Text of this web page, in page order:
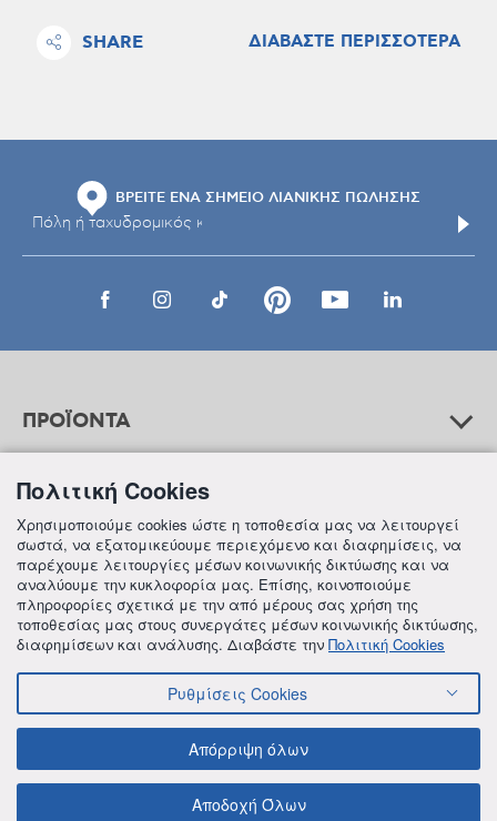
SHARE ΔΙΑΒΑΣΤΕ ΠΕΡΙΣΣΟΤΕΡΑ
ΒΡΕΙΤΕ ΕΝΑ ΣΗΜΕΙΟ ΛΙΑΝΙΚΗΣ ΠΩΛΗΣΗΣ
ΠΡΟΪΟΝΤΑ
ΒΟΗΘΕΙΑ
ΠΛΗΡΟΦΟΡΙΕΣ
© 2018 FREZYDERM A.B.Ε.E. ALL RIGHTS RESERVED
ΠΟΛΙΤΙΚΗ ΕΣΩΤΕΡΙΚΩΝ ΑΝΑΦΟΡΩΝ & ΚΑΤΑΓΓΕΛΙΩΝ (Ν. 4990/22)
ΠΟΛΙΤΙΚΗ ΑΠΟΡΡΗΤΟΥ ΤΗΣ FREZYDERM
ΠΟΛΙΤΙΚΗ ΓΙΑ ΤΑ COOKIES
Πολιτική Cookies
Χρησιμοποιούμε cookies ώστε η τοποθεσία μας να λειτουργεί
σωστά, να εξατομικεύουμε περιεχόμενο και διαφημίσεις, να
παρέχουμε λειτουργίες μέσων κοινωνικής δικτύωσης και να
αναλύουμε την κυκλοφορία μας. Επίσης, κοινοποιούμε
πληροφορίες σχετικά με την από μέρους σας χρήση της
τοποθεσίας μας στους συνεργάτες μέσων κοινωνικής δικτύωσης,
διαφημίσεων και ανάλυσης. Διαβάστε την Πολιτική Cookies
Ρυθμίσεις Cookies
Απόρριψη όλων
Αποδοχή Όλων